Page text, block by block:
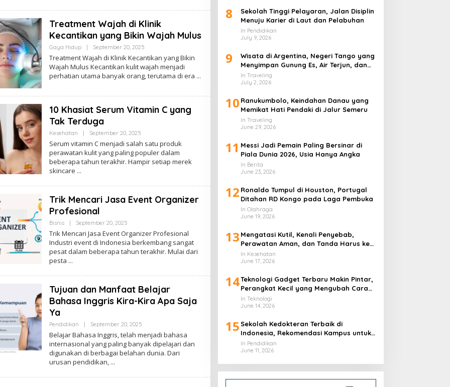
Treatment Wajah di Klinik
Kecantikan yang Bikin Wajah Mulus
Gaya Hidup September 20, 2025By
Treatment Wajah di Klinik Kecantikan yang Bikin
Wajah Mulus Kecantikan kulit wajah menjadi
perhatian utama banyak orang, terutama di era
10 Khasiat Serum Vitamin C yang
Tak Terduga
Kesehatan September 20, 2025By
Serum vitamin C menjadi salah satu produk
perawatan kulit yang paling populer dalam
beberapa tahun terakhir. Hampir setiap merek
skincare
Trik Mencari Jasa Event Organizer
Profesional
Bisnis September 20, 2025By
Trik Mencari Jasa Event Organizer Profesional
Industri event di Indonesia berkembang sangat
pesat dalam beberapa tahun terakhir. Mulai dari
pesta
Tujuan dan Manfaat Belajar
Bahasa Inggris Kira-Kira Apa Saja
Ya
Pendidikan September 20, 2025By
Belajar Bahasa Inggris, telah menjadi bahasa
internasional yang paling banyak dipelajari dan
digunakan di berbagai belahan dunia. Dari
urusan pendidikan,
8
Sekolah Tinggi Pelayaran, Jalan Disiplin
Menuju Karier di Laut dan Pelabuhan
In Pendidikan
July 9, 2026
9
Wisata di Argentina, Negeri Tango yang
Menyimpan Gunung Es, Air Terjun, dan
Kota Penuh Warna
In Traveling
July 2, 2026
10 Ranukumbolo, Keindahan Danau yang
Memikat Hati Pendaki di Jalur Semeru
In Traveling
June 29, 2026
11 Messi Jadi Pemain Paling Bersinar di
Piala Dunia 2026, Usia Hanya Angka
In Berita
June 23, 2026
12 Ronaldo Tumpul di Houston, Portugal
Ditahan RD Kongo pada Laga Pembuka
In Olahraga
June 19, 2026
13 Mengatasi Kutil, Kenali Penyebab,
Perawatan Aman, dan Tanda Harus ke
Dokter
In Kesehatan
June 17, 2026
14Teknologi Gadget Terbaru Makin Pintar,
Perangkat Kecil yang Mengubah Cara
Hidup Harian
In Teknologi
June 14, 2026
15 Sekolah Kedokteran Terbaik di
Indonesia, Rekomendasi Kampus untuk
Calon Dokter
In Pendidikan
June 11, 2026